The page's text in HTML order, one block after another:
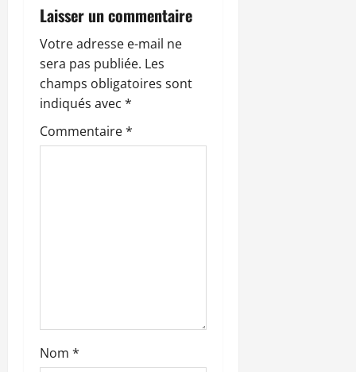
i
o
n
d
’
c
l
Laisser un commentaire
Votre adresse e-mail ne
sera pas publiée. Les
champs obligatoires sont
indiqués avec *
Commentaire*
Nom *